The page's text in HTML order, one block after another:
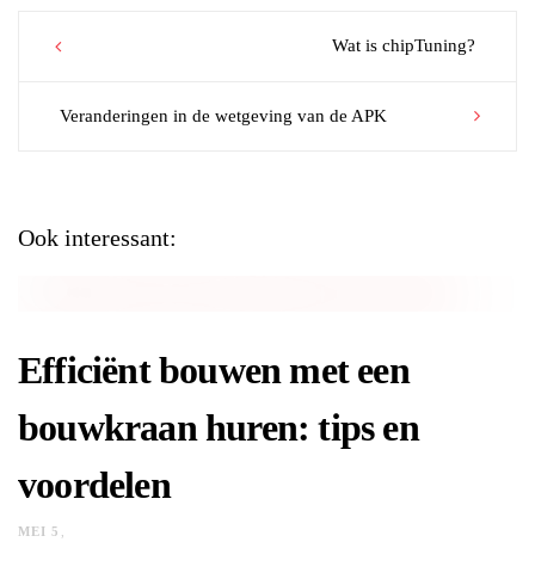
Post
Wat is chipTuning?
Veranderingen in de wetgeving van de APK
Ook interessant:
Efficiënt bouwen met een
bouwkraan huren: tips en
voordelen
MEI 5